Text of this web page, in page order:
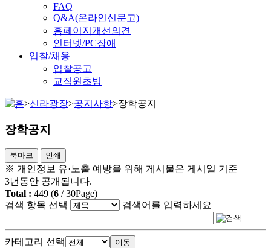
FAQ
Q&A(온라인신문고)
홈페이지개선의견
인터넷/PC장애
입찰/채용
입찰공고
교직원초빙
>신라광장>공지사항>장학공지
장학공지
북마크 인쇄
※ 개인정보 유·노출 예방을 위해 게시물은 게시일 기준
3년동안 공개됩니다.
Total : 449 (6 /30Page)
검색 항목 선택
검색어를 입력하세요
카테고리 선택 이동